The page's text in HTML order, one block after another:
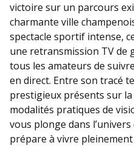
victoire sur un parcours
charmante ville
spectacle sportif intense,
une retransmission TV de
tous les amateurs de
en direct. Entre son tracé
prestigieux présents sur
modalités pratiques de
vous plonge dans
prépare à vivre